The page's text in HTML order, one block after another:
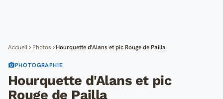
Accueil Photos Hourquette d'Alans et pic Rouge de Pailla
PHOTOGRAPHIE
Hourquette d'Alans et pic
Rouge de Pailla